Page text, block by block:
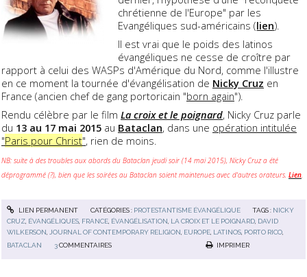
chrétienne de l'Europe" par les
Evangéliques sud-américains (lien).
Il est vrai que le poids des latinos
évangéliques ne cesse de croître par
rapport à celui des WASPs d'Amérique du Nord, comme l'illustre
en ce moment la tournée d'évangélisation de Nicky Cruz en
France (ancien chef de gang portoricain "born again").
Rendu célèbre par le film La croix et le poignard, Nicky Cruz parle
du 13 au 17 mai 2015 au Bataclan, dans une opération intitulée
"Paris pour Christ", rien de moins.
NB: suite à des troubles aux abords du Bataclan jeudi soir (14 mai 2015), Nicky Cruz a été
déprogrammé (?), bien que les soirées au Bataclan soient maintenues avec d'autres orateurs. Lien.
LIEN PERMANENT CATÉGORIES : PROTESTANTISME ÉVANGÉLIQUE TAGS : NICKY
CRUZ, ÉVANGÉLIQUES, FRANCE, ÉVANGÉLISATION, LA CROIX ET LE POIGNARD, DAVID
WILKERSON,JOURNAL OF CONTEMPORARY RELIGION, EUROPE, LATINOS, PORTO RICO,
BATACLAN
3 COMMENTAIRES IMPRIMER